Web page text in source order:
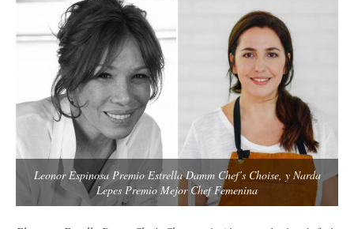
Leonor Espinosa Premio Estrella Damm Chef’s Choise, y Narda
Lepes Premio Mejor Chef Femenina